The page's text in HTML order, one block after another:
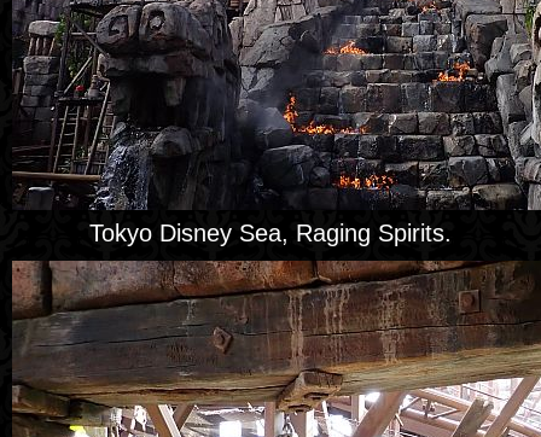
Tokyo Disney Sea, Raging Spirits.